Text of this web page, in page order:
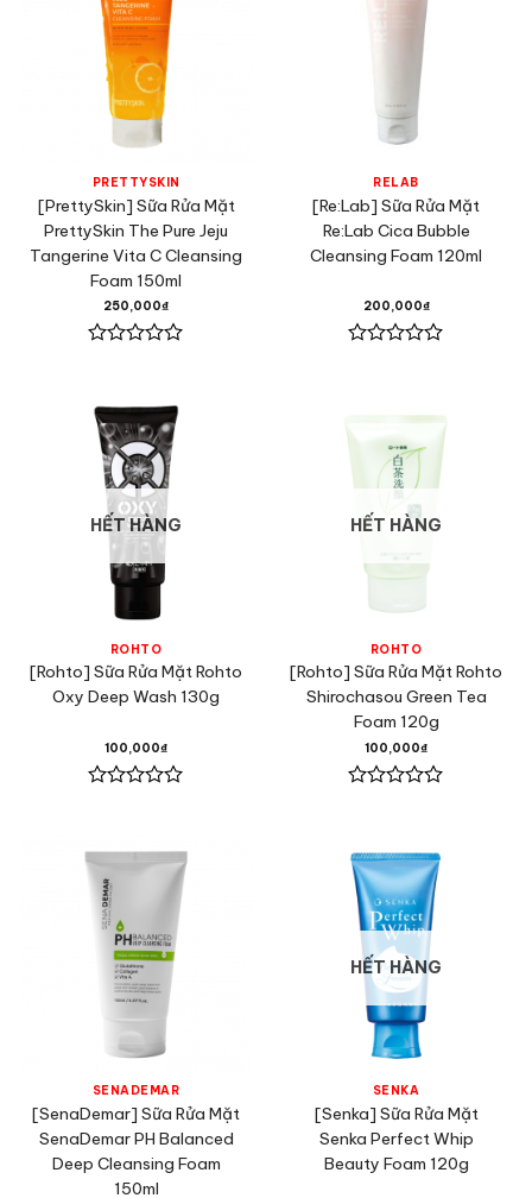
PRETTYSKIN
[PrettySkin] Sữa Rửa Mặt
PrettySkin The Pure Jeju
Tangerine Vita C Cleansing
Foam 150ml
250,000₫
0
5
sao
RELAB
[Re:Lab] Sữa Rửa Mặt
Re:Lab Cica Bubble
Cleansing Foam 120ml
200,000₫
5
sao
HẾT HÀNG
ROHTO
[Rohto] Sữa Rửa Mặt Rohto
Oxy Deep Wash 130g
100,000₫
0
sao
HẾT HÀNG
ROHTO
[Rohto] Sữa Rửa Mặt Rohto
Shirochasou Green Tea
Foam 120g
100,000₫
0
5
sao
SENADEMAR
[SenaDemar] Sữa Rửa Mặt
SenaDemar PH Balanced
Deep Cleansing Foam
150ml
HẾT HÀNG
SENKA
[Senka] Sữa Rửa Mặt
Senka Perfect Whip
Beauty Foam 120g